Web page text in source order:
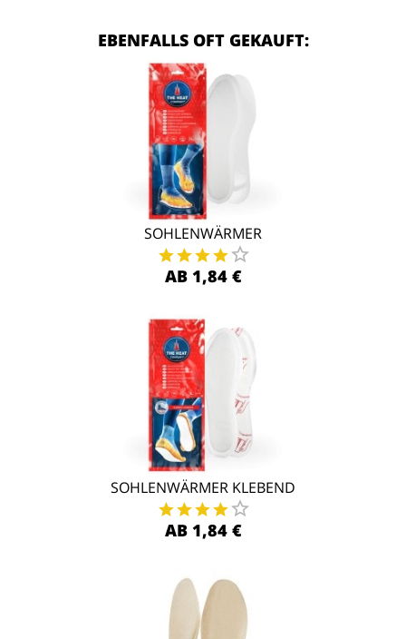
EBENFALLS OFT GEKAUFT:
SOHLENWÄRMER
AB 1,84 €
SOHLENWÄRMER KLEBEND
AB 1,84 €